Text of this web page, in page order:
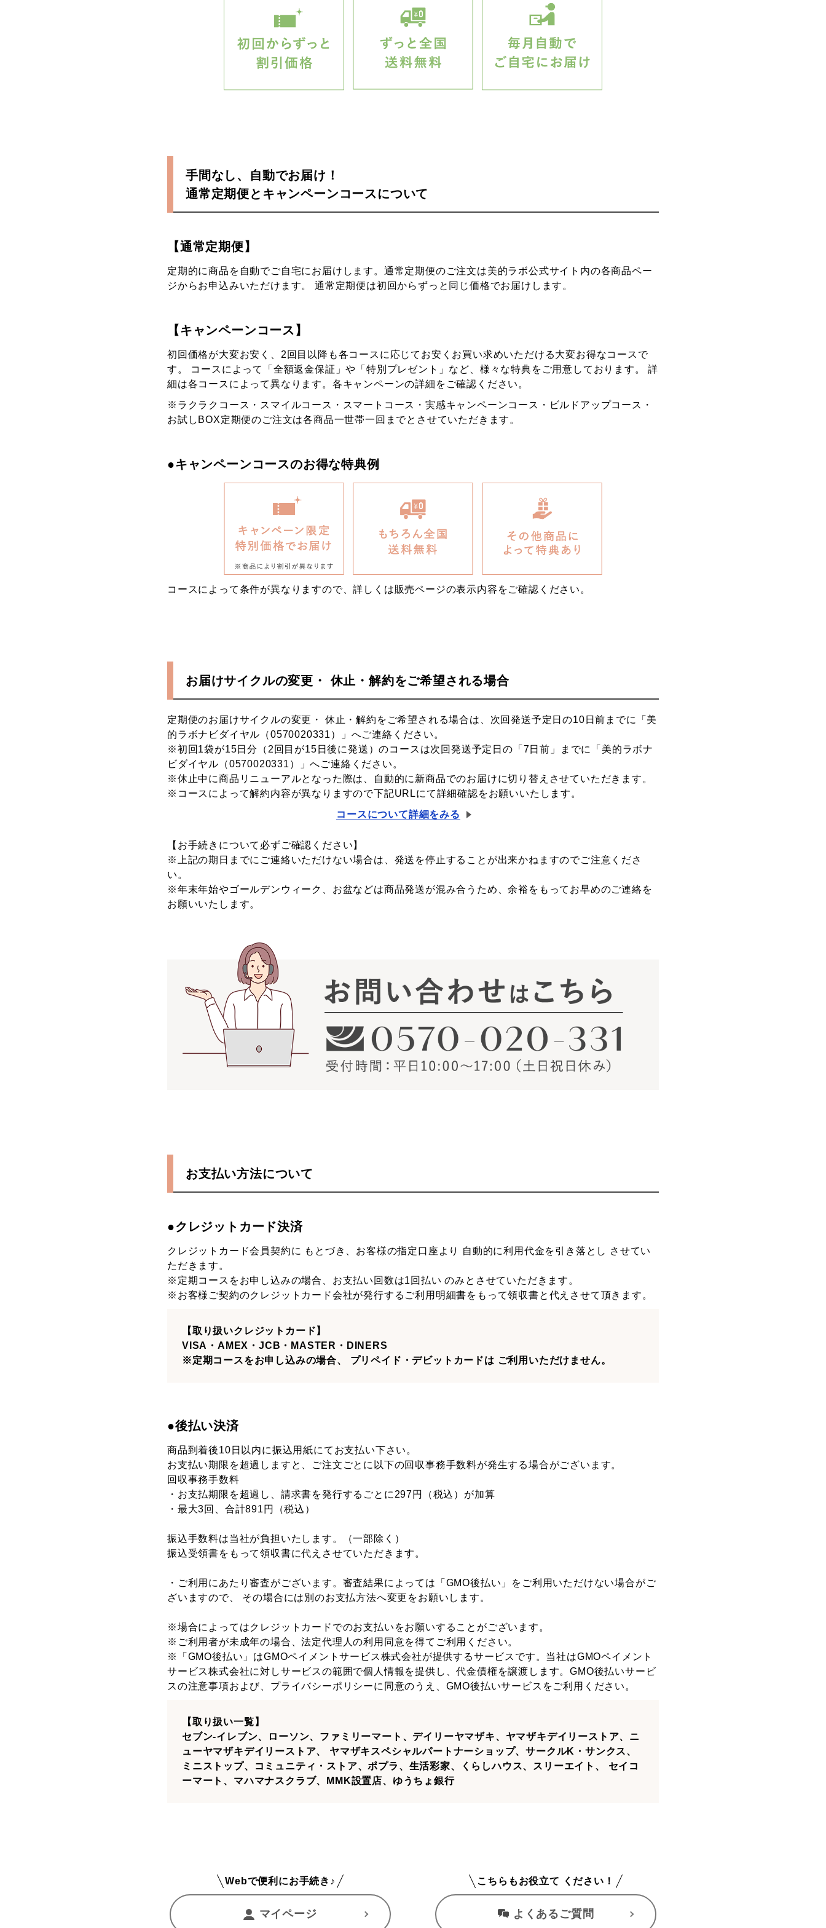
手間なし、自動でお届け！
通常定期便とキャンペーンコースについて
【通常定期便】
定期的に商品を自動でご自宅にお届けします。通常定期便のご注文は美的ラボ公式サイト内の各商品ペー
ジからお申込みいただけます。 通常定期便は初回からずっと同じ価格でお届けします。
【キャンペーンコース】
初回価格が大変お安く、2回目以降も各コースに応じてお安くお買い求めいただける大変お得なコースで
す。 コースによって「全額返金保証」や「特別プレゼント」など、様々な特典をご用意しております。 詳
細は各コースによって異なります。各キャンペーンの詳細をご確認ください。
※ラクラクコース・スマイルコース・スマートコース・実感キャンペーンコース・ビルドアップコース・
お試しBOX定期便のご注文は各商品一世帯一回までとさせていただきます。
●キャンペーンコースのお得な特典例
コースによって条件が異なりますので、詳しくは販売ページの表示内容をご確認ください。
お届けサイクルの変更・ 休止・解約をご希望される場合
定期便のお届けサイクルの変更・ 休止・解約をご希望される場合は、次回発送予定日の10日前までに「美
的ラボナビダイヤル（0570020331）」へご連絡ください。
※初回1袋が15日分（2回目が15日後に発送）のコースは次回発送予定日の「7日前」までに「美的ラボナ
ビダイヤル（0570020331）」へご連絡ください。
※休止中に商品リニューアルとなった際は、自動的に新商品でのお届けに切り替えさせていただきます。
※コースによって解約内容が異なりますので下記URLにて詳細確認をお願いいたします。
コースについて詳細をみる
【お手続きについて必ずご確認ください】
※上記の期日までにご連絡いただけない場合は、発送を停止することが出来かねますのでご注意くださ
い。
※年末年始やゴールデンウィーク、お盆などは商品発送が混み合うため、余裕をもってお早めのご連絡を
お願いいたします。
お支払い方法について
●クレジットカード決済
クレジットカード会員契約に もとづき、お客様の指定口座より 自動的に利用代金を引き落とし させてい
ただきます。
※定期コースをお申し込みの場合、お支払い回数は1回払い のみとさせていただきます。
※お客様ご契約のクレジットカード会社が発行するご利用明細書をもって領収書と代えさせて頂きます。
【取り扱いクレジットカード】
VISA・AMEX・JCB・MASTER・DINERS
※定期コースをお申し込みの場合、 プリペイド・デビットカードは ご利用いただけません。
●後払い決済
商品到着後10日以内に振込用紙にてお支払い下さい。
お支払い期限を超過しますと、ご注文ごとに以下の回収事務手数料が発生する場合がございます。
回収事務手数料
・お支払期限を超過し、請求書を発行するごとに297円（税込）が加算
・最大3回、合計891円（税込）
振込手数料は当社が負担いたします。（一部除く）
振込受領書をもって領収書に代えさせていただきます。
・ご利用にあたり審査がございます。審査結果によっては「GMO後払い」をご利用いただけない場合がご
ざいますので、 その場合には別のお支払方法へ変更をお願いします。
※場合によってはクレジットカードでのお支払いをお願いすることがございます。
※ご利用者が未成年の場合、法定代理人の利用同意を得てご利用ください。
※「GMO後払い」はGMOペイメントサービス株式会社が提供するサービスです。当社はGMOペイメント
サービス株式会社に対しサービスの範囲で個人情報を提供し、代金債権を譲渡します。GMO後払いサービ
スの注意事項および、 プライバシーポリシーに同意のうえ、GMO後払いサービスをご利用ください。
【取り扱い一覧】
セブン-イレブン、ローソン、ファミリーマート、デイリーヤマザキ、ヤマザキデイリーストア、ニ
ューヤマザキデイリーストア、 ヤマザキスペシャルパートナーショップ、サークルK・サンクス、
ミニストップ、コミュニティ・ストア、ポプラ、生活彩家、くらしハウス、スリーエイト、 セイコ
ーマート、マハマナスクラブ、MMK設置店、ゆうちょ銀行
Webで便利にお手続き♪
マイページ
こちらもお役立て ください！
よくあるご質問